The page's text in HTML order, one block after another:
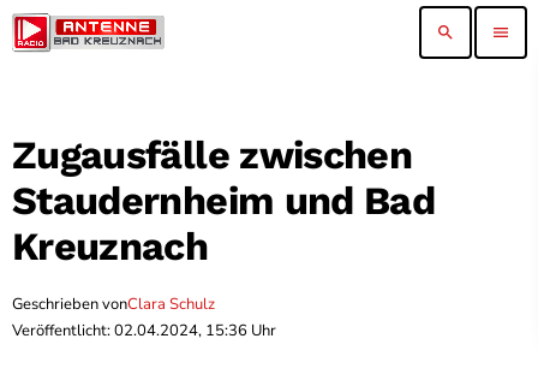
search menu
Zugausfälle zwischen
Staudernheim und Bad
Kreuznach
Geschrieben vonClara Schulz
Veröffentlicht: 02.04.2024, 15:36 Uhr